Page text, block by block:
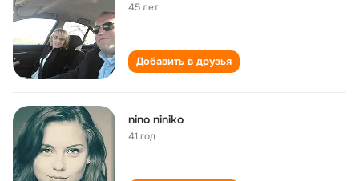
45 лет
Добавить в друзья
nino niniko
41 год